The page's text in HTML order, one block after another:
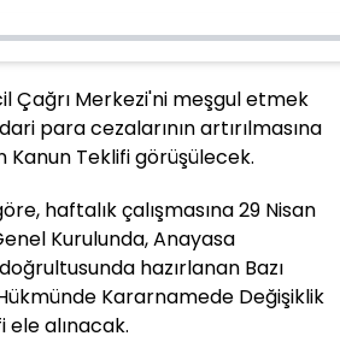
Çağrı Merkezi'ni meşgul etmek
para cezalarının artırılmasına
Teklifi görüşülecek.
haftalık çalışmasına 29 Nisan
Kurulunda, Anayasa
hazırlanan Bazı
Kararnamede Değişiklik
ele alınacak.